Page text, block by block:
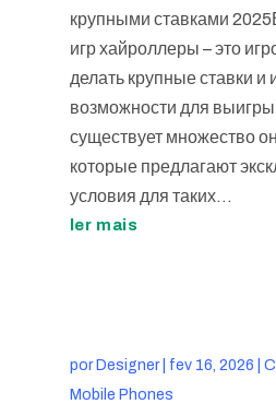
крупными ставками
игр хайроллеры – это
делать крупные ставки и
возможности для
существует множество
которые предлагают
условия для таких...
ler mais
por Designer| fev 16, 2026
Mobile Phones